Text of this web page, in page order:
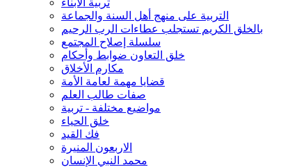
تربية الأبناء
التربية على منهج أهل السنة والجماعة
بالخلق الكريم تستجلب عطاءات الرب الرحيم
سلسلة إصلاح المجتمع
خلق التعاون ضوابط وأحكام
مكارم الأخلاق
قضايا مهمة لعامة الأمة
صفات طالب العلم
مواضيع مختلفة - تربية
خلق الحياء
فك القيد
الاربعون المنيرة
محمد النبي الإنسان